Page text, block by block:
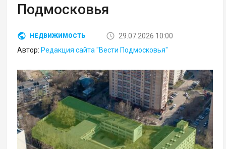
Подмосковья
НЕДВИЖИМОСТЬ
29.07.2026 10:00
Автор: Редакция сайта "Вести Подмосковья"